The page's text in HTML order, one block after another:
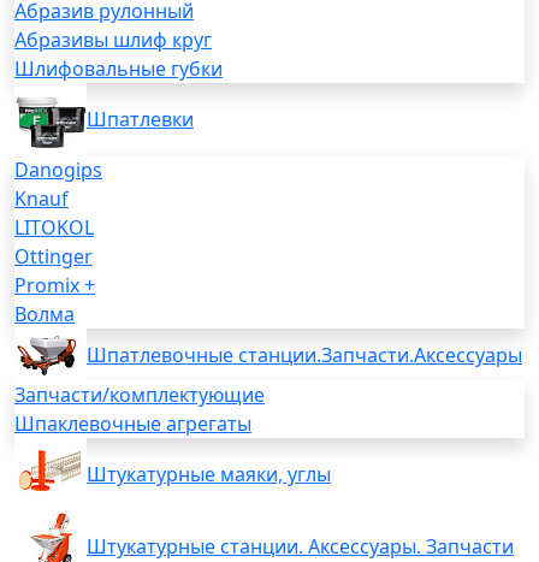
Абразив рулонный
Абразивы шлиф круг
Шлифовальные губки
Шпатлевки
Danogips
Knauf
LITOKOL
Ottinger
Promix +
Волма
Шпатлевочные станции.Запчасти.Аксессуары
Запчасти/комплектующие
Шпаклевочные агрегаты
Штукатурные маяки, углы
Штукатурные станции. Аксессуары. Запчасти